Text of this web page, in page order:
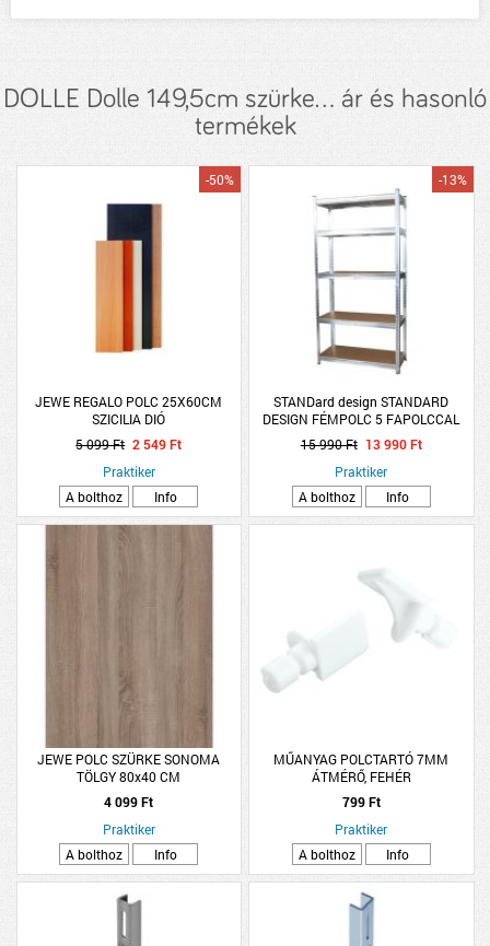
DOLLE Dolle 149,5cm szürke... ár és hasonló
termékek
JEWE REGALO POLC 25X60CM
SZICILIA DIÓ
-50%
5 099 Ft 2 549 Ft
Praktiker
A bolthoz
Info
STANDard design STANDARD
DESIGN FÉMPOLC 5 FAPOLCCAL
HORGANYZOTT 180X90X30 CM
TEHERBÍRÁS:175 KG/POLC,
ÖSSZTEHERBÍRÁS: 875 KG
-13%
15 990 Ft 13 990 Ft
Praktiker
A bolthoz
Info
JEWE POLC SZÜRKE SONOMA
TÖLGY 80x40 CM
4 099 Ft
Praktiker
A bolthoz
Info
MŰANYAG POLCTARTÓ 7MM
ÁTMÉRŐ, FEHÉR
799 Ft
Praktiker
A bolthoz
Info